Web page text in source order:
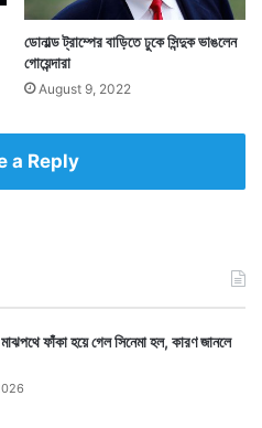
করোনা রোখার
সামনে আসতে পারে। তাই তিনি
ডোনাল্ড ট্রাম্পের বাড়িতে ঢুকে সিন্দুক ভাঙলেন
গোয়েন্দারা
August 9, 2022
a Reply
মাঝপথে ফাঁকা হয়ে গেল সিনেমা হল, কারণ জানলে